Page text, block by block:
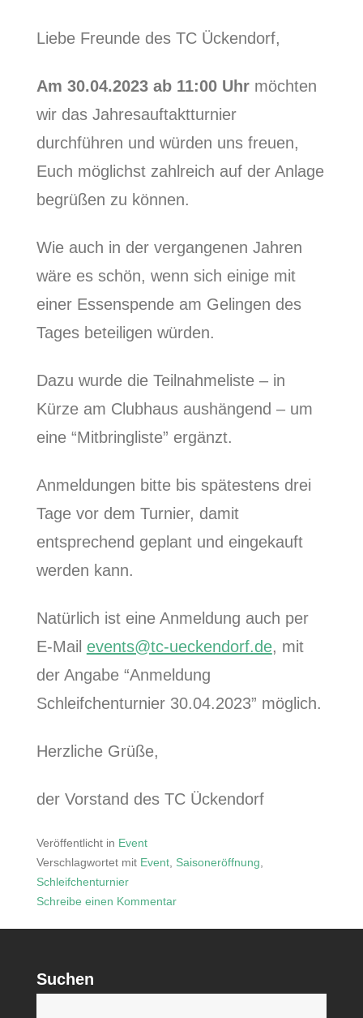
Liebe Freunde des TC Ückendorf,
Am 30.04.2023 ab 11:00 Uhrmöchten
wir das Jahresauftaktturnier
durchführen und würden uns freuen,
Euch möglichst zahlreich auf der Anlage
begrüßen zu können.
Wie auch in der vergangenen Jahren
wäre es schön, wenn sich einige mit
einer Essenspende am Gelingen des
Tages beteiligen würden.
Dazu wurde die Teilnahmeliste – in
Kürze am Clubhaus aushängend – um
eine “Mitbringliste” ergänzt.
Anmeldungen bitte bis spätestens drei
Tage vor dem Turnier, damit
entsprechend geplant und eingekauft
werden kann.
Natürlich ist eine Anmeldung auch per
E-Mail events@tc-ueckendorf.de, mit
der Angabe “Anmeldung
Schleifchenturnier 30.04.2023” möglich.
Herzliche Grüße,
der Vorstand des TC Ückendorf
Veröffentlicht in Event
Verschlagwortet mit Event, Saisoneröffnung
Schleifchenturnier
Schreibe einen Kommentar
Suchen